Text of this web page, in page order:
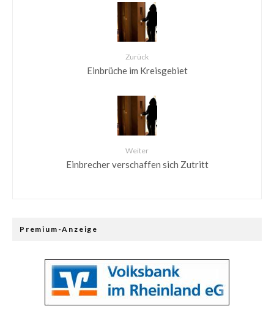
Zurück
Einbrüche im Kreisgebiet
Weiter
Einbrecher verschaffen sich Zutritt
Premium-Anzeige